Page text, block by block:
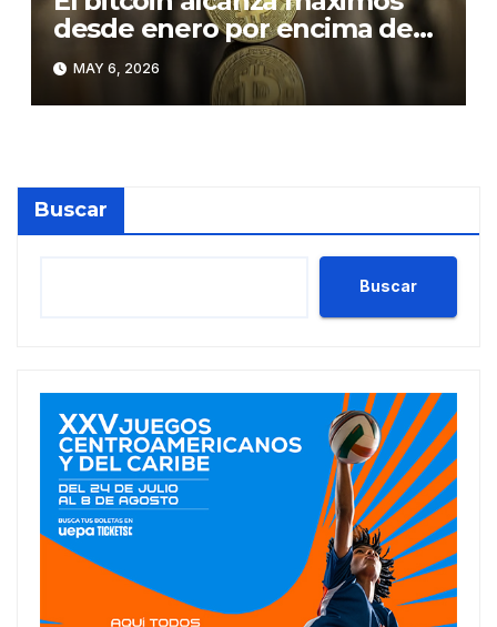
desde enero por encima de
los 81.000 dólares
MAY 6, 2026
Buscar
Buscar